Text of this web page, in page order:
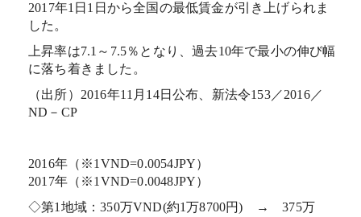
2017年1日1日から全国の最低賃金が引き上げられま
した。
上昇率は7.1～7.5％となり、過去10年で最小の伸び幅
に落ち着きました。
（出所）2016年11月14日公布、新法令153／2016／
ND－CP
2016年（※1VND=0.0054JPY）
2017年（※1VND=0.0048JPY）
◇第1地域：350万VND(約1万8700円) → 375万